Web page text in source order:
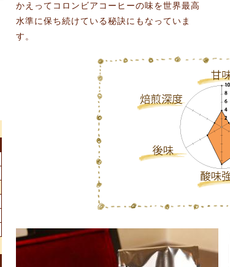
かえってコロンビアコーヒーの味を世界最高
水準に保ち続けている秘訣にもなっていま
す。